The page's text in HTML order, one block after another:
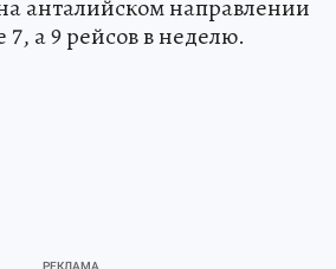
анталийском направлении
7, а 9 рейсов в неделю.